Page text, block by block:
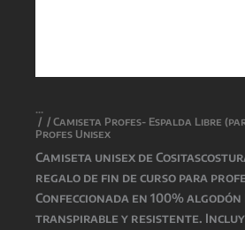
/ / Camiseta Profes- Espalda Libre
Profes Unisex
Camiseta unisex de
regalo de fin de curso para
Confeccionada en 100% algodón
transpirable y resistente.